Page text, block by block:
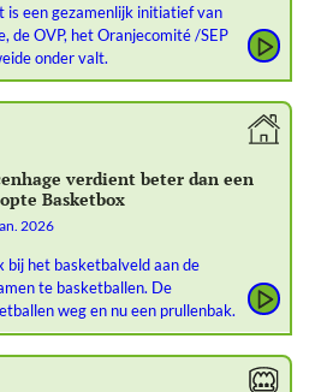
is een gezamenlijk initiatief van
de OVP, het Oranjecomité /SEP
onder valt.
verdient beter dan een
Basketbox
2026
bij het basketbalveld aan de
te basketballen. De
weg en nu een prullenbak.